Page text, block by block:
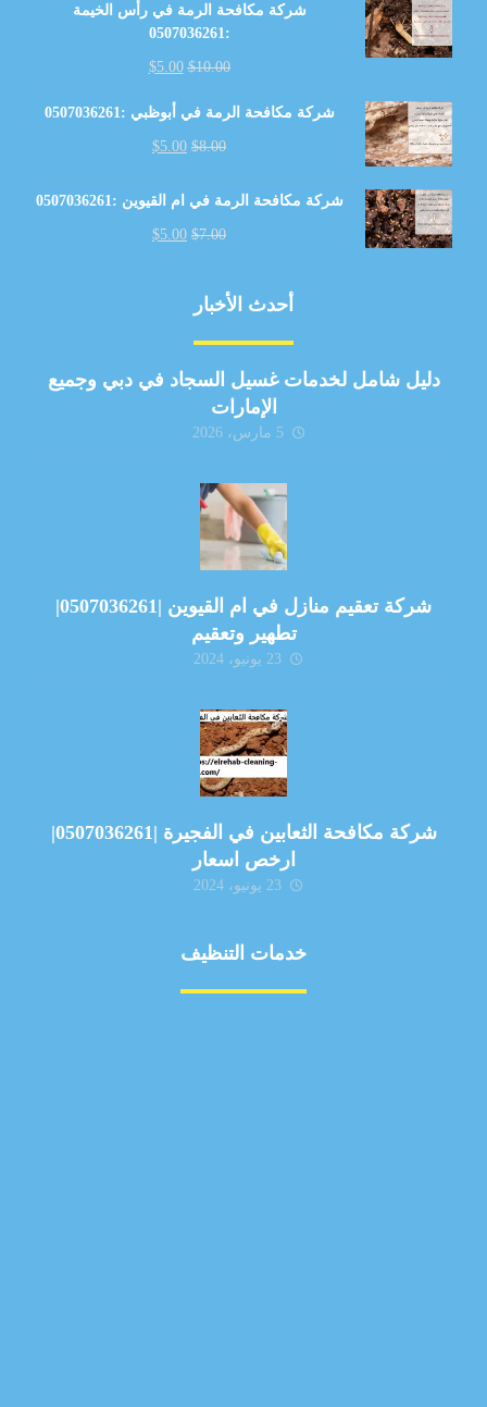
شركة مكافحة الرمة في رأس الخيمة
:0507036261
$10.00
$5.00
شركة مكافحة الرمة في أبوظبي :0507036261
$8.00
$5.00
شركة مكافحة الرمة في ام القيوين :0507036261
$7.00
$5.00
أحدث الأخبار
دليل شامل لخدمات غسيل السجاد في دبي وجميع
الإمارات
5 مارس، 2026
شركة تعقيم منازل في ام القيوين |0507036261|
تطهير وتعقيم
23 يونيو، 2024
شركة مكافحة الثعابين في الفجيرة |0507036261|
ارخص اسعار
23 يونيو، 2024
خدمات التنظيف